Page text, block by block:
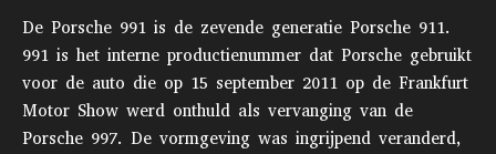
De Porsche 991 is de zevende generatie Porsche 911.
991 is het interne productienummer dat Porsche gebruikt
voor de auto die op 15 september 2011 op de Frankfurt
Motor Show werd onthuld als vervanging van de
Porsche 997. De vormgeving was ingrijpend veranderd,